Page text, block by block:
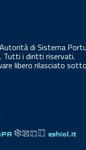
di Sistema
Tutti i diritti riservati.
libero rilasciato sotto
eshiol.it